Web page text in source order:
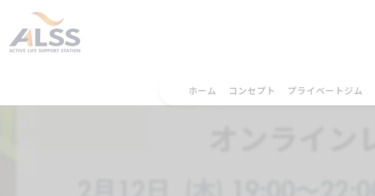
ホーム コンセプト プライベートジム